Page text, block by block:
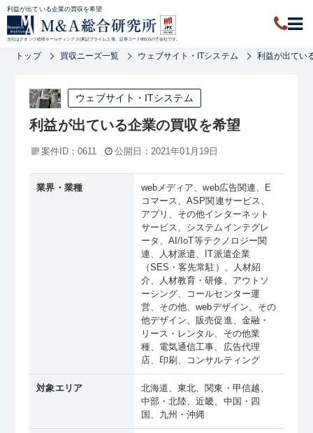
利益が出ている企業の買収を希望
当社はクオンツ総研ホールディングス(東証プライム上場、証券コード9552)の子会社です。
トップ 買収ニーズ一覧 ウェブサイト・ITシステム 利益が出てい
ウェブサイト・ITシステム
利益が出ている企業の買収を希望
案件ID：0611 公開日：2021年01月19日
業界・業種
webメディア、web広告関連、E
コマース、ASP関連サービス、
アプリ、その他インターネット
サービス、システムインテグレ
ータ、AI/IoT等テクノロジー関
連、人材派遣、IT派遣企業
（SES・客先常駐）、人材紹
介、人材教育・研修、アウトソ
ーシング、コールセンター運
営、その他、webデザイン、その
他デザイン、販売促進、金融・
リース・レンタル、その他業
種、電気通信工事、広告代理
店、印刷、コンサルティング
対象エリア
北海道、東北、関東・甲信越、
中部・北陸、近畿、中国・四
国、九州・沖縄